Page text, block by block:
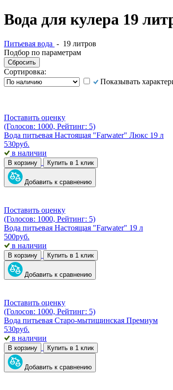
Вода для кулера 19
Питьевая вода - 19 литров
Подбор по параметрам
Сортировка:
Показывать
Поставить оценку
(Голосов: 1000, Рейтинг: 5)
Вода питьевая Настоящая "Farwater" Люкс 19 л
530руб.
в наличии
В корзину Купить в 1 клик
Добавить к сравнению
Поставить оценку
(Голосов: 1000, Рейтинг: 5)
Вода питьевая Настоящая "Farwater" 19 л
500руб.
в наличии
В корзину Купить в 1 клик
Добавить к сравнению
Поставить оценку
(Голосов: 1000, Рейтинг: 5)
Вода питьевая Старо-мытищинская Премиум
530руб.
в наличии
В корзину Купить в 1 клик
Добавить к сравнению